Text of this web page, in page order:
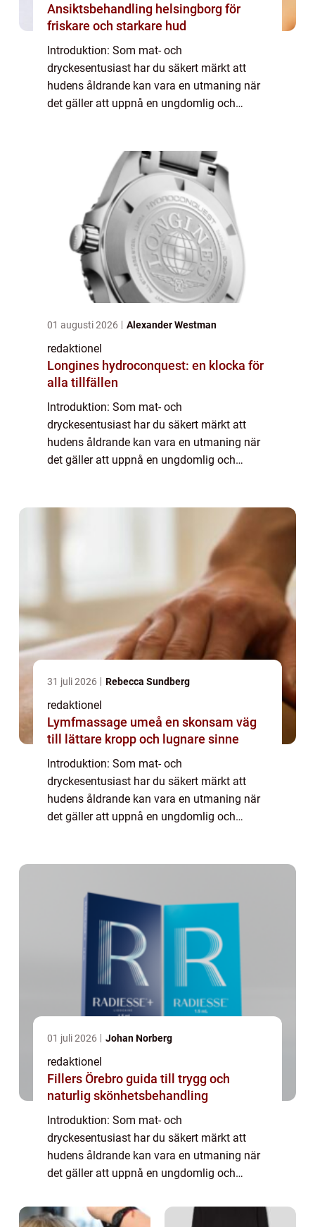
Ansiktsbehandling helsingborg för
friskare och starkare hud
Introduktion: Som mat- och
dryckesentusiast har du säkert märkt att
hudens åldrande kan vara en utmaning när
det gäller att uppnå en ungdomlig och
01 augusti 2026 Alexander Westman
redaktionel
Longines hydroconquest: en klocka för
alla tillfällen
Introduktion: Som mat- och
dryckesentusiast har du säkert märkt att
hudens åldrande kan vara en utmaning när
det gäller att uppnå en ungdomlig och
31 juli 2026 Rebecca Sundberg
redaktionel
Lymfmassage umeå en skonsam väg
till lättare kropp och lugnare sinne
Introduktion: Som mat- och
dryckesentusiast har du säkert märkt att
hudens åldrande kan vara en utmaning när
det gäller att uppnå en ungdomlig och
01 juli 2026 Johan Norberg
redaktionel
Fillers Örebro guida till trygg och
naturlig skönhetsbehandling
Introduktion: Som mat- och
dryckesentusiast har du säkert märkt att
hudens åldrande kan vara en utmaning när
det gäller att uppnå en ungdomlig och
med rynkor utan ingrepp” har idag ökat